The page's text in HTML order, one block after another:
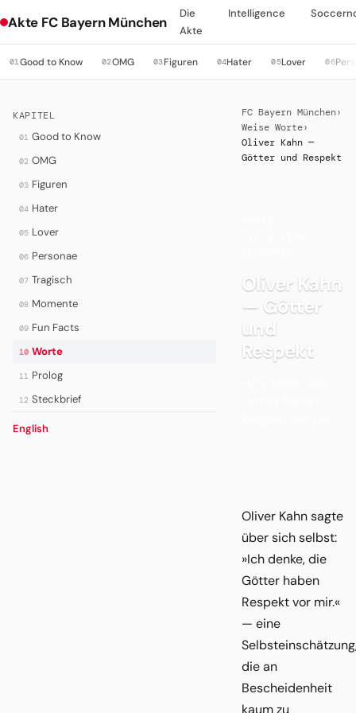
Akte FC Bayern München
Die
Akte
Intelligence
01Good to Know 02OMG 03Figuren 04Hater 05Lover 06
KAPITEL
01 Good to Know
02 OMG
03 Figuren
04 Hater
05 Lover
06 Personae
07 Tragisch
08 Momente
09 Fun Facts
10 Worte
11 Prolog
12 Steckbrief
English
FC Bayern München›
Weise Worte›
Oliver Kahn —
Götter und Respekt
Oliver Kahn
— Götter
und
Respekt
Oliver Kahn sagte
über sich selbst:
»Ich denke, die
Götter haben
Respekt vor mir.«
— eine
die an
Bescheidenheit
kaum zu